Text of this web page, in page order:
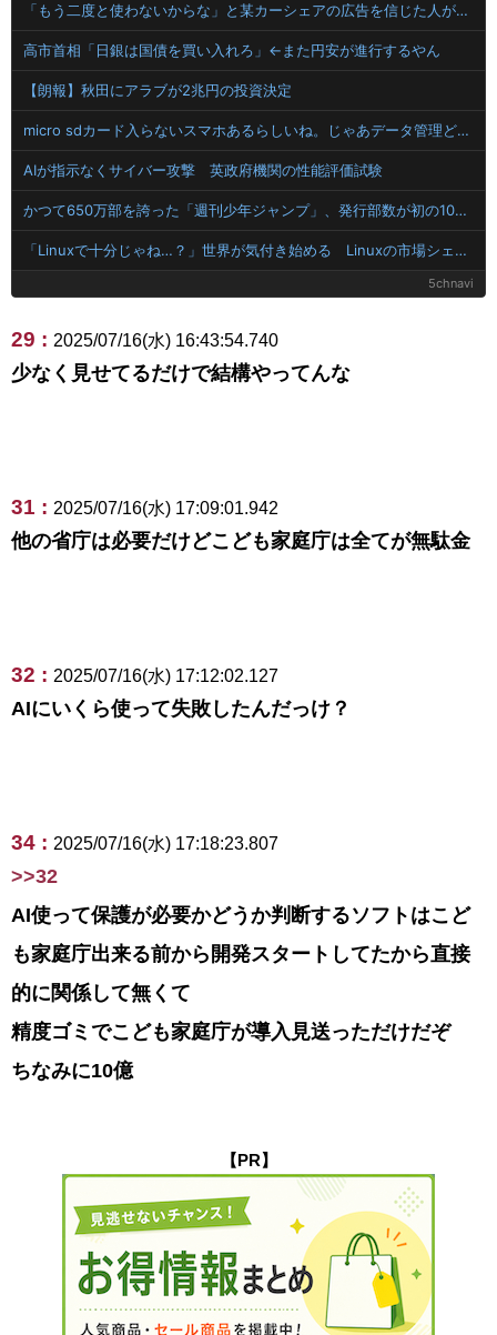
「もう二度と使わないからな」と某カーシェアの広告を信じた人が絶叫、船が遅れたからバスが無くなって困ってたりこの看板が…
高市首相「日銀は国債を買い入れろ」←また円安が進行するやん
【朗報】秋田にアラブが2兆円の投資決定
micro sdカード入らないスマホあるらしいね。じゃあデータ管理どうしてるのかというとクラウド(笑)で出し入れらしい
AIが指示なくサイバー攻撃 英政府機関の性能評価試験
かつて650万部を誇った「週刊少年ジャンプ」、発行部数が初の100万部割れ
「Linuxで十分じゃね…？」世界が気付き始める Linuxの市場シェアが初めて10%超える
5chnavi
29 : 2025/07/16(水) 16:43:54.740
少なく見せてるだけで結構やってんな
31 : 2025/07/16(水) 17:09:01.942
他の省庁は必要だけどこども家庭庁は全てが無駄金
32 : 2025/07/16(水) 17:12:02.127
AIにいくら使って失敗したんだっけ？
34 : 2025/07/16(水) 17:18:23.807
>>32
AI使って保護が必要かどうか判断するソフトはこど
も家庭庁出来る前から開発スタートしてたから直接
的に関係して無くて
精度ゴミでこども家庭庁が導入見送っただけだぞ
ちなみに10億
【PR】